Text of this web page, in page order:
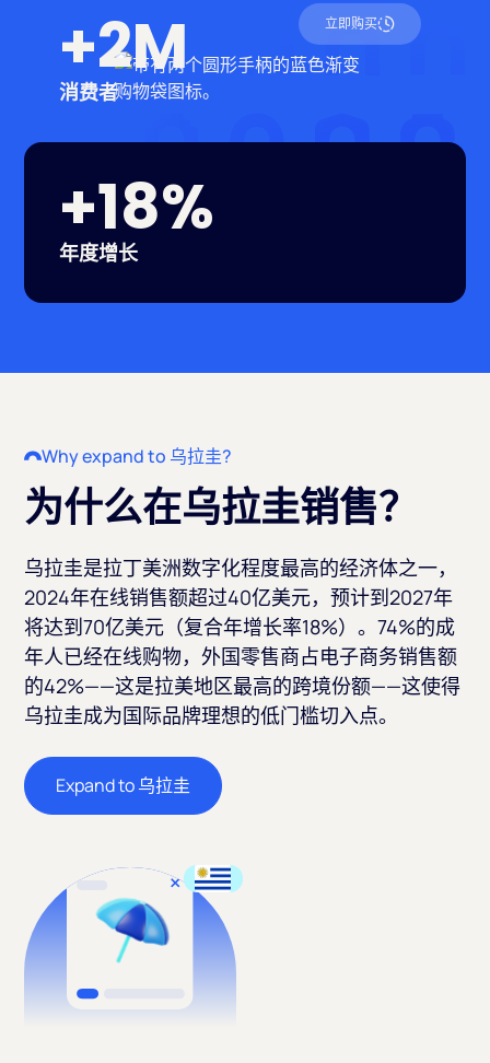
+2M
消费者
立即购买
+18%
年度增长
Why expand to 乌拉圭?
为什么在乌拉圭销售？
乌拉圭是拉丁美洲数字化程度最高的经济体之一，
2024年在线销售额超过40亿美元，预计到2027年
将达到70亿美元（复合年增长率18%）。74%的成
年人已经在线购物，外国零售商占电子商务销售额
的42%——这是拉美地区最高的跨境份额——这使得
乌拉圭成为国际品牌理想的低门槛切入点。
Expand to 乌拉圭